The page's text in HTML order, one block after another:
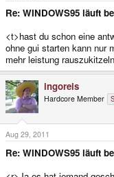
Re: WINDOWS95 läuft
<t>hast du schon eine
ohne gui starten kann nur
mehr leistung
ingoreis
Hardcore Member
Aug 29, 2011
Re: WINDOWS95 läuft